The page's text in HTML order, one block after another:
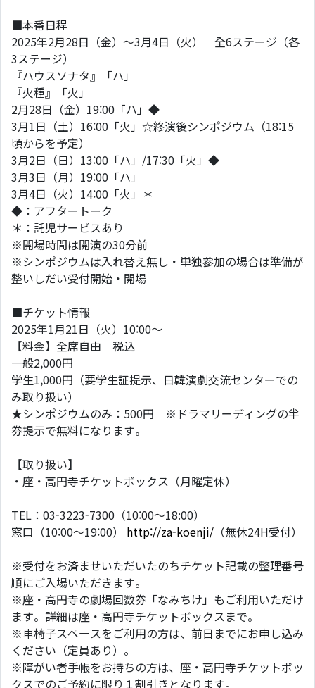
■本番日程
2025年2月28日（金）～3月4日（火） 全6ステージ（各
3ステージ）
『ハウスソナタ』「ハ」
『火種』「火」
2月28日（金）19:00「ハ」◆
3月1日（土）16:00「火」☆終演後シンポジウム（18:15
頃からを予定）
3月2日（日）13:00「ハ」/17:30「火」◆
3月3日（月）19:00「ハ」
3月4日（火）14:00「火」＊
◆：アフタートーク
＊：託児サービスあり
※開場時間は開演の30分前
※シンポジウムは入れ替え無し・単独参加の場合は準備が
整いしだい受付開始・開場
■チケット情報
2025年1月21日（火）10:00～
【料金】全席自由 税込
一般2,000円
学生1,000円（要学生証提示、日韓演劇交流センターでの
み取り扱い）
★シンポジウムのみ：500円 ※ドラマリーディングの半
券提示で無料になります。
【取り扱い】
・座・高円寺チケットボックス（月曜定休）
TEL：03-3223-7300（10:00〜18:00）
窓口（10:00〜19:00） http://za-koenji/ （無休24H受付）
※受付をお済ませいただいたのちチケット記載の整理番号
順にご入場いただきます。
※座・高円寺の劇場回数券「なみちけ」もご利用いただけ
ます。詳細は座・高円寺チケットボックスまで。
※車椅子スペースをご利用の方は、前日までにお申し込み
ください（定員あり）。
※障がい者手帳をお持ちの方は、座・高円寺チケットボッ
クスでのご予約に限り１割引きとなります。